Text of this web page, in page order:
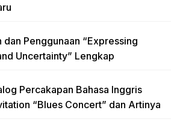
dan Penggunaan “Expressing
Uncertainty” Lengkap
Percakapan Bahasa Inggris
“Blues Concert” dan Artinya